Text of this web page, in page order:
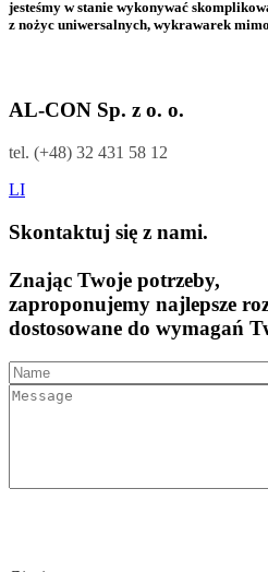
jesteśmy w stanie wykonywać
z nożyc uniwersalnych, wykrawarek
AL-CON Sp. z o. o.
tel. (+48) 32 431 58 12
LI
Skontaktuj się z nami.
Znając Twoje potrzeby,
zaproponujemy najlepsze
dostosowane do wymagań